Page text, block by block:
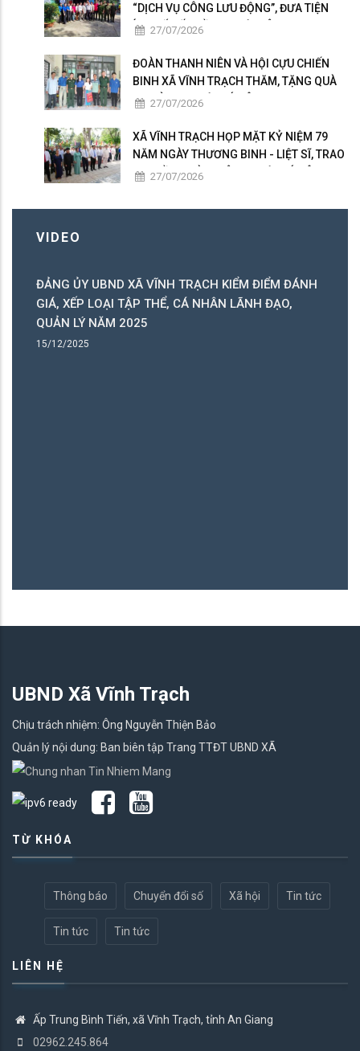
“DỊCH VỤ CÔNG LƯU ĐỘNG”, ĐƯA TIỆN
ÍCH SỐ ĐẾN GẦN NGƯỜI DÂN
27/07/2026
ĐOÀN THANH NIÊN VÀ HỘI CỰU CHIẾN
BINH XÃ VĨNH TRẠCH THĂM, TẶNG QUÀ
GIA ĐÌNH NGƯỜI CÓ CÔNG
27/07/2026
XÃ VĨNH TRẠCH HỌP MẶT KỶ NIỆM 79
NĂM NGÀY THƯƠNG BINH - LIỆT SĨ, TRAO
50 PHẦN QUÀ TRI ÂN NGƯỜI CÓ CÔNG
27/07/2026
VIDEO
ĐẢNG ỦY UBND XÃ VĨNH TRẠCH KIỂM ĐIỂM ĐÁNH
GIÁ, XẾP LOẠI TẬP THỂ, CÁ NHÂN LÃNH ĐẠO,
QUẢN LÝ NĂM 2025
15/12/2025
UBND Xã Vĩnh Trạch
Chịu trách nhiệm: Ông Nguyễn Thiện Bảo
Quản lý nội dung: Ban biên tập Trang TTĐT UBND XÃ
TỪ KHÓA
Thông báo Chuyển đổi số Xã hội Tin tức
Tin tức Tin tức
LIÊN HỆ
Ấp Trung Bình Tiến, xã Vĩnh Trạch, tỉnh An Giang
02962.245.864